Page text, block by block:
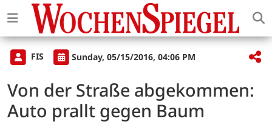
FIS Sunday, 05/15/2016, 04:06 PM
Von der Straße abgekommen:
Auto prallt gegen Baum